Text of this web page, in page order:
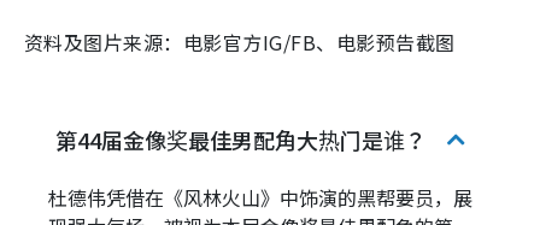
资料及图片来源：电影官方IG/FB、电影预告截图
第44届金像奖最佳男配角大热门是谁？
杜德伟凭借在《风林火山》中饰演的黑帮要员，展